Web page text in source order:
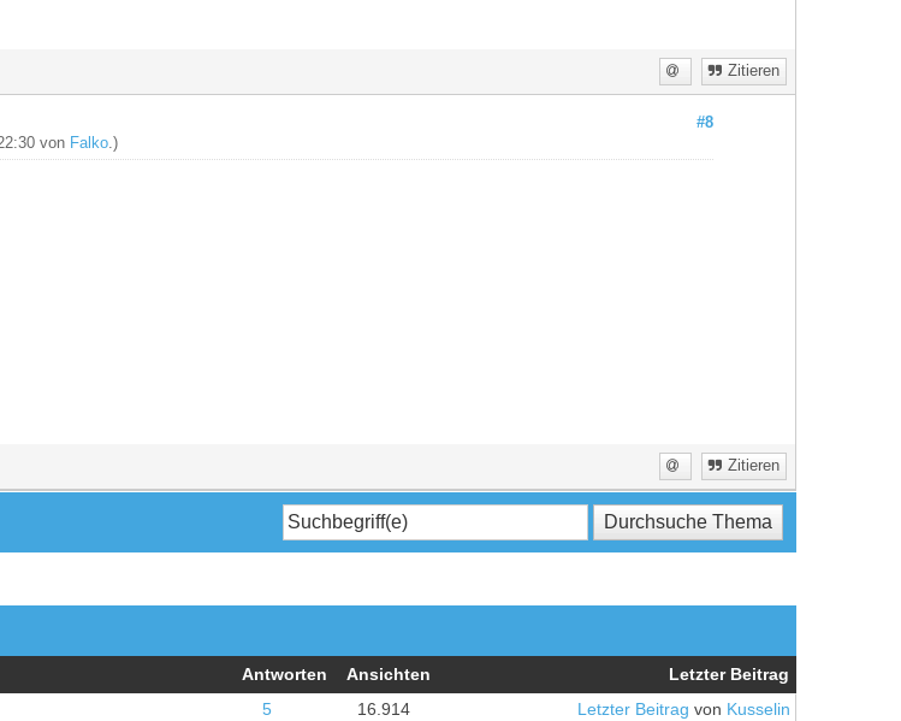
Zitieren
#8
von Falko.)
Zitieren
Antworten Ansichten Letzter Beitrag
5 16.914 Letzter Beitrag von Kusselin